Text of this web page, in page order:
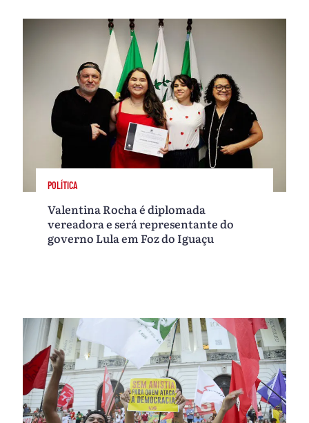
POLÍTICA
Valentina Rocha é diplomada
vereadora e será representante do
governo Lula em Foz do Iguaçu